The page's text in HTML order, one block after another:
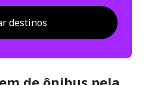
destinos